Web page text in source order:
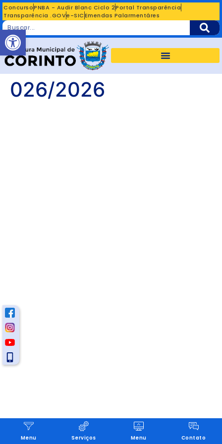
ConcursoPNBA - Audir Blanc Ciclo 2Portal Transparência
Transparência .GOVe-SICEmendas Palarmentáres
026/2026
Menu Serviços Menu Contato
Abrir a barra de ferramentas